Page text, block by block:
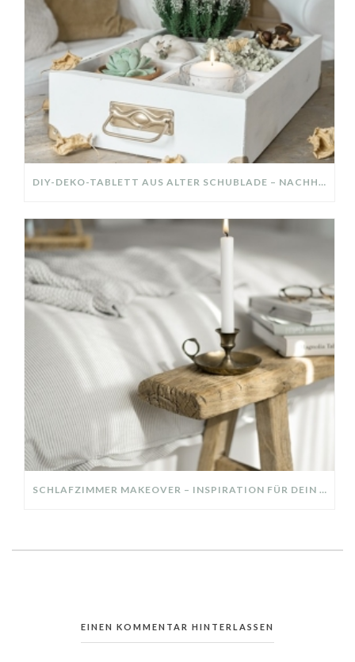
DIY-DEKO-TABLETT AUS ALTER SCHUBLADE – NACHHALTIGE HERBSTDEKO SELBER MACHEN!
SCHLAFZIMMER MAKEOVER – INSPIRATION FÜR DEIN SCHLAFZIMMER: AUS ALT MACH NEU – HELL, GEMÜTLICH UND EINLADEND
EINEN KOMMENTAR HINTERLASSEN